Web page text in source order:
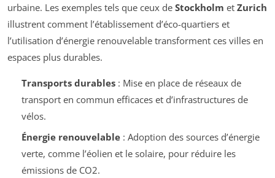
urbaine. Les exemples tels que ceux de Stockholm et Zurich
illustrent comment l’établissement d’éco-quartiers et
l’utilisation d’énergie renouvelable transforment ces villes en
espaces plus durables.
Transports durables: Mise en place de réseaux de
transport en commun efficaces et d’infrastructures de
vélos.
Énergie renouvelable: Adoption des sources d’énergie
verte, comme l’éolien et le solaire, pour réduire les
émissions de CO2.